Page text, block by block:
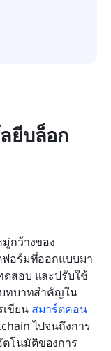
ยีบล็อก
กว้างของ
ฟอร์มที่ออกแบบมา
เพื่อทำให้ง่ายและเร่งกระบวนการสร้าง ทดสอบ และปรับใช้
ทบาทสำคัญใน
ขียน สมาร์ตคอน
ไปจนถึงการ
ตโนมัติของการ